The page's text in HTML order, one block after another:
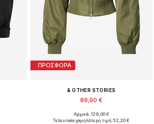
ΠΡΟΣΦΟΡΑ
& OTHER STORIES
89,90 €
Διαθέσιμα μεγέθη: XS, S, M, L
Αρχικά: 129,00 €
Τελευταία χαμηλότερη τιμή:52,20 €